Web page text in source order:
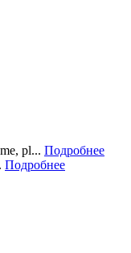
pl... Подробнее
Подробнее